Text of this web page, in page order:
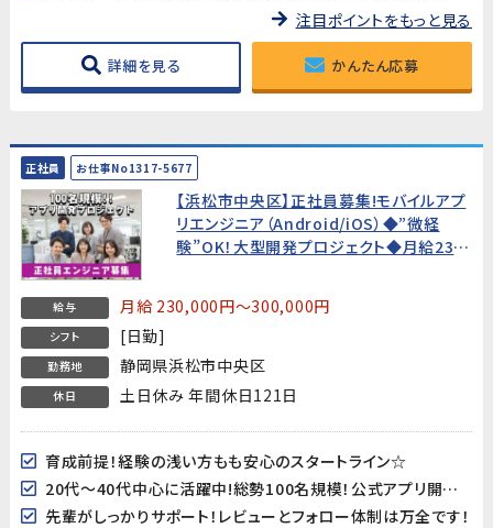
注目ポイントをもっと見る
詳細を見る かんたん応募
正社員 お仕事No1317-5677
【浜松市中央区】正社員募集!モバイルアプ
リエンジニア（Android/iOS）◆”微経
験”OK！大型開発プロジェクト◆月給23万
給与 月給 230,000円～300,000円
シフト [日勤]
勤務地 静岡県浜松市中央区
休日 土日休み 年間休日121日
育成前提！経験の浅い方もも安心のスタートライン☆
20代～40代中心に活躍中!総勢100名規模！公式アプリ開発のダイナミックな現場に飛び込もう♪
先輩がしっかりサポート！レビューとフォロー体制は万全です！